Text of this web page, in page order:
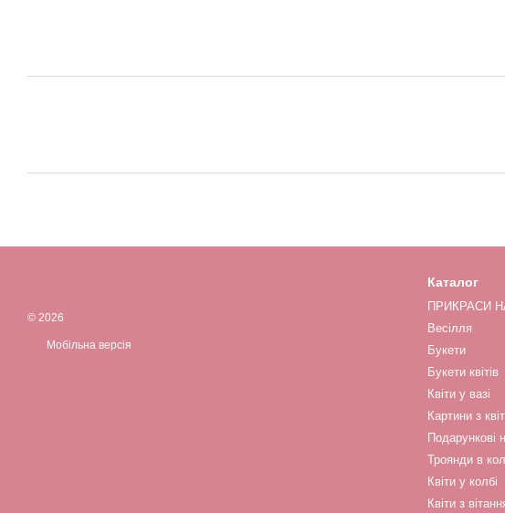
© 2026
Мобільна версія
Каталог
ПРИКРАСИ
Весілля
Букети
Букети квітів
Квіти у вазі
Картини з
Подарункові
Троянди в
Квіти у колбі
Квіти з